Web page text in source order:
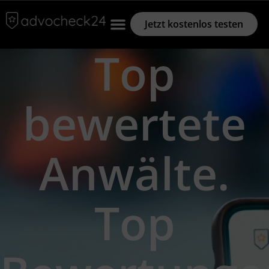
Jetzt kostenlos testen
Top
bewertete
Anwälte.
Top